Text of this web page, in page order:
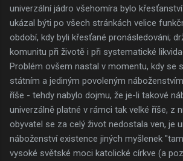
univerzální jádro všehomíra bylo
ukázal býti po všech stránkách velice
období, kdy byli křesťané pronásledováni;
komunitu při životě i při systematické
Problém ovšem nastal v momentu, kdy se
státním a jediným povoleným
říše - tehdy nabylo dojmu, že je-li takové
univerzálně platné v rámci tak velké říše, z
obyvatel se za celý život nedostala ven, je
náboženství existence jiných myšlenek
vysoké světské moci katolické církve (a